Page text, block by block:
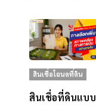
สินเชื่อโฉนดที่ดิน
สินเชื่อที่ดินแบบ